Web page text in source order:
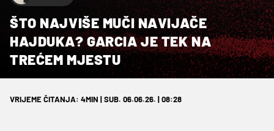
ŠTO NAJVIŠE MUČI NAVIJAČE
HAJDUKA? GARCIA JE TEK NA
TREĆEM MJESTU
VRIJEME ČITANJA: 4MIN | SUB. 06.06.26. | 08:28